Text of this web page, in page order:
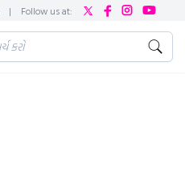
| Follow us at: